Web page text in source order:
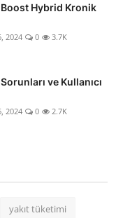
Hybrid Kronik
2024 0 3.7K
ve Kullanıcı
2024 0 2.7K
yakıt tüketimi